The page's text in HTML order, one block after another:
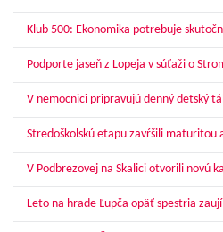
Klub 500: Ekonomika potrebuje
Podporte jaseň z Lopeja v súťaži o
V nemocnici pripravujú denný detský
Stredoškolskú etapu zavŕšili maturitou
V Podbrezovej na Skalici otvorili novú
Leto na hrade Ľupča opäť spestria